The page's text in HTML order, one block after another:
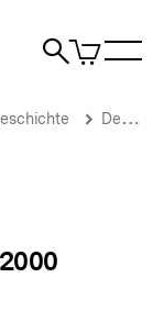
Suche
Artikel
im
Deutschland-Chronik bis 2000